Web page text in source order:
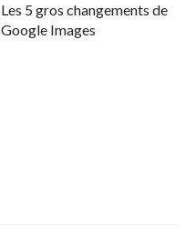
Les 5 gros changements de
Google Images